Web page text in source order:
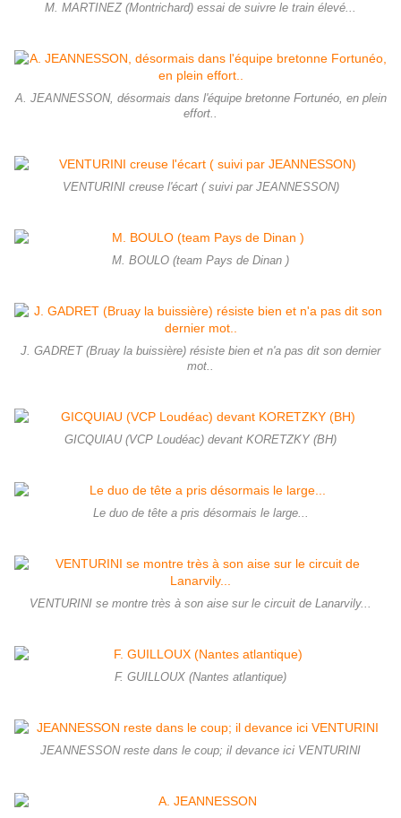
M. MARTINEZ (Montrichard) essai de suivre le train élevé...
A. JEANNESSON, désormais dans l'équipe bretonne Fortunéo, en plein
effort..
VENTURINI creuse l'écart ( suivi par JEANNESSON)
M. BOULO (team Pays de Dinan )
J. GADRET (Bruay la buissière) résiste bien et n'a pas dit son dernier
mot..
GICQUIAU (VCP Loudéac) devant KORETZKY (BH)
Le duo de tête a pris désormais le large...
VENTURINI se montre très à son aise sur le circuit de Lanarvily...
F. GUILLOUX (Nantes atlantique)
JEANNESSON reste dans le coup; il devance ici VENTURINI